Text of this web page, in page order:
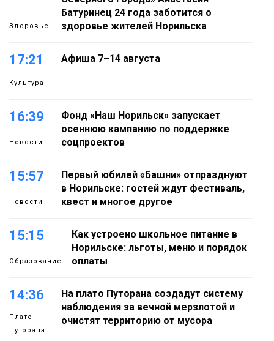
Здоровье
Батуринец 24 года заботится о
здоровье жителей Норильска
17:21
Культура
Афиша 7–14 августа
16:39
Новости
Фонд «Наш Норильск» запускает
осеннюю кампанию по поддержке
соцпроектов
15:57
Новости
Первый юбилей «Башни» отпразднуют
в Норильске: гостей ждут фестиваль,
квест и многое другое
15:15
Образование
Как устроено школьное питание в
Норильске: льготы, меню и порядок
оплаты
14:36
Плато
Путорана
На плато Путорана создадут систему
наблюдения за вечной мерзлотой и
очистят территорию от мусора